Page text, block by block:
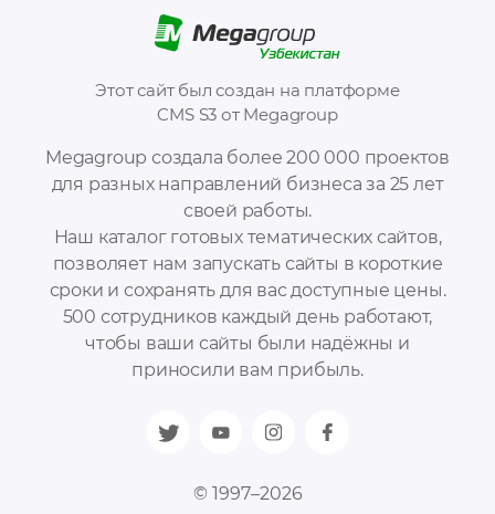
Megagroup создала более 200 000 проектов
для разных направлений бизнеса за 25 лет
своей работы.
Наш каталог готовых тематических сайтов,
позволяет нам запускать сайты в короткие
сроки и сохранять для вас доступные цены.
500 сотрудников каждый день работают,
чтобы ваши сайты были надёжны и
приносили вам прибыль.
© 1997–2026
Этот сайт был создан на платформе
CMS S3 от Megagroup